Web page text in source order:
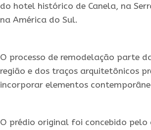
do hotel histórico de Canela, na
na América do Sul.
O processo de remodelação parte
região e dos traços arquitetônicos
incorporar elementos
O prédio original foi concebido